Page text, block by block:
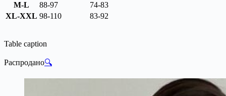
M-L
88-97
74-83
XL-XXL 98-110 83-92
Table caption
Распродано🔍